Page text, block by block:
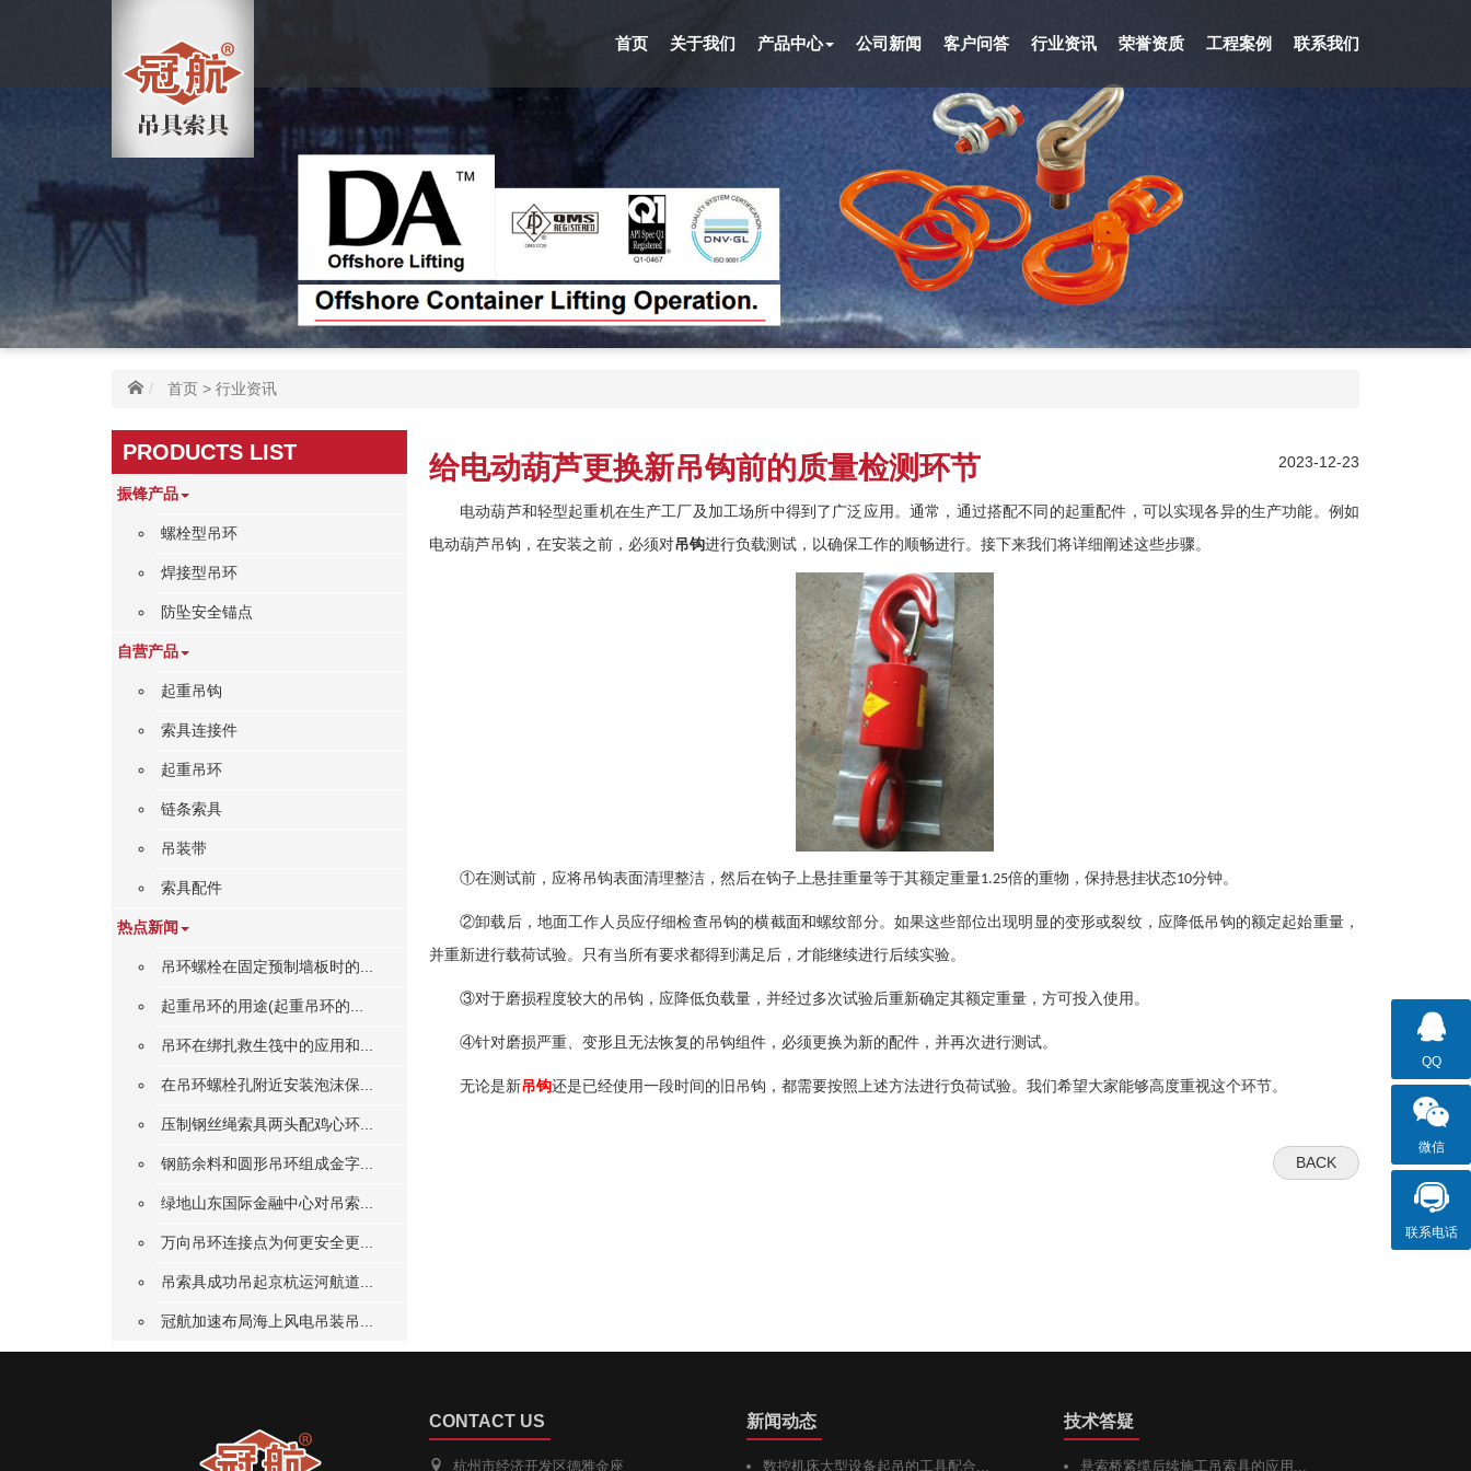
首页 关于我们 产品中心 公司新闻 客户问答 行业资讯 荣誉资质 工程案例 联系我们
首页 > 行业资讯
PRODUCTS LIST
振锋产品
螺栓型吊环
焊接型吊环
防坠安全锚点
自营产品
起重吊钩
索具连接件
起重吊环
链条索具
吊装带
索具配件
热点新闻
吊环螺栓在固定预制墙板时的...
起重吊环的用途(起重吊环的...
吊环在绑扎救生筏中的应用和...
在吊环螺栓孔附近安装泡沫保...
压制钢丝绳索具两头配鸡心环...
钢筋余料和圆形吊环组成金字...
绿地山东国际金融中心对吊索...
万向吊环连接点为何更安全更...
吊索具成功吊起京杭运河航道...
冠航加速布局海上风电吊装吊...
2023-12-23
给电动葫芦更换新吊钩前的质量检测环节
电动葫芦和轻型起重机在生产工厂及加工场所中得到了广泛应用。通常，通过搭配不同的起重配件，可以实现各异的生产功能。例如
电动葫芦吊钩 ，在安装之前，必须对吊钩进行负载测试，以确保工作的顺畅进行。接下来我们将详细阐述这些步骤。
①在测试前，应将吊钩表面清理整洁，然后在钩子上悬挂重量等于其额定重量1.25倍的重物，保持悬挂状态10分钟。
②卸载后，地面工作人员应仔细检查吊钩的横截面和螺纹部分。如果这些部位出现明显的变形或裂纹，应降低吊钩的额定起始重量，
并重新进行载荷试验。只有当所有要求都得到满足后，才能继续进行后续实验。
③对于磨损程度较大的吊钩，应降低负载量，并经过多次试验后重新确定其额定重量，方可投入使用。
④针对磨损严重、变形且无法恢复的吊钩组件，必须更换为新的配件，并再次进行测试。
无论是新吊钩还是已经使用一段时间的旧吊钩，都需要按照上述方法进行负荷试验。我们希望大家能够高度重视这个环节。
BACK
CONTACT US
杭州市经济开发区德雅金座
新闻动态
数控机床大型设备起吊的工具配合...
技术答疑
悬索桥紧缆后续施工吊索具的应用...
QQ
微信
联系电话